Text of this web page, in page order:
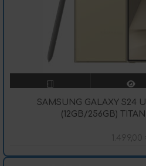
SAMSUNG GALAXY S24
(12GB/256GB)
1.499,00